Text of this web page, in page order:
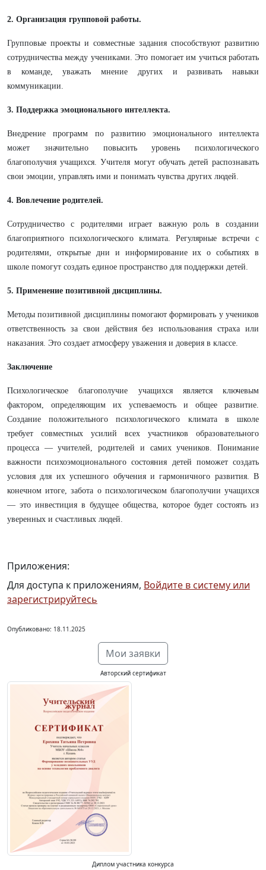
2. Организация групповой работы.
Групповые проекты и совместные задания способствуют развитию
сотрудничества между учениками. Это помогает им учиться работать
в команде, уважать мнение других и развивать навыки
коммуникации.
3. Поддержка эмоционального интеллекта.
Внедрение программ по развитию эмоционального интеллекта
может значительно повысить уровень психологического
благополучия учащихся. Учителя могут обучать детей распознавать
свои эмоции, управлять ими и понимать чувства других людей.
4. Вовлечение родителей.
Сотрудничество с родителями играет важную роль в создании
благоприятного психологического климата. Регулярные встречи с
родителями, открытые дни и информирование их о событиях в
школе помогут создать единое пространство для поддержки детей.
5. Применение позитивной дисциплины.
Методы позитивной дисциплины помогают формировать у учеников
ответственность за свои действия без использования страха или
наказания. Это создает атмосферу уважения и доверия в классе.
Заключение
Психологическое благополучие учащихся является ключевым
фактором, определяющим их успеваемость и общее развитие.
Создание положительного психологического климата в школе
требует совместных усилий всех участников образовательного
процесса — учителей, родителей и самих учеников. Понимание
важности психоэмоционального состояния детей поможет создать
условия для их успешного обучения и гармоничного развития. В
конечном итоге, забота о психологическом благополучии учащихся
— это инвестиция в будущее общества, которое будет состоять из
уверенных и счастливых людей.
Приложения:
Для доступа к приложениям, Войдите в систему или
зарегистрируйтесь
Опубликовано: 18.11.2025
Мои заявки
Авторский сертификат
Диплом участника конкурса